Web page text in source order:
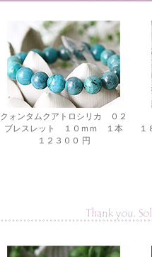
クォンタムクアトロシリカ ０２
ブレスレット １０ｍｍ １本
１２３００ 円
１